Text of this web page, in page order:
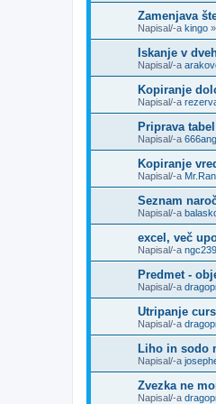
Zamenjava
Napisal/-a kingo »
Iskanje v
Napisal/-a
Kopiranje
Napisal/-a
Priprava
Napisal/-a
Kopiranje
Napisal/-a
Seznam
Napisal/-a
excel, več
Napisal/-a
Predmet -
Napisal/-a
Utripanje
Napisal/-a
Liho in sodo
Napisal/-a
Zvezka ne
Napisal/-a